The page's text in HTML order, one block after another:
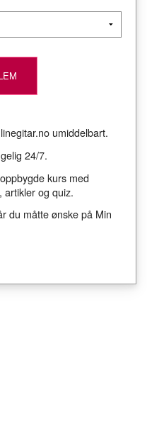
umiddelbart.
24/7.
oppbygde kurs med
artikler og quiz.
du måtte ønske på Min